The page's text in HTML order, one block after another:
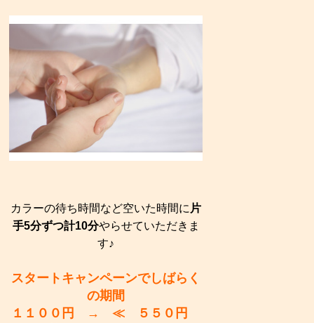
カラーの待ち時間など空いた時間に片
手5分ずつ計10分やらせていただきま
す♪
スタートキャンペーンでしばらく
の期間
１１００円 → ≪ ５５０円